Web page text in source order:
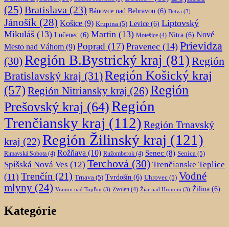
(25) Bratislava (23) Bánovce nad Bebravou (6) Detva (3)
Jánošík (28) Košice (9) Krupina (5) Levice (6) Liptovský
Mikuláš (13) Lučenec (6) Martin (13) Motešice (4) Nitra (6) Nové
Mesto nad Váhom (9) Poprad (17) Pravenec (14) Prievidza
(30)Región B.Bystrický kraj (81) Región
Bratislavský kraj (31)Región Košický kraj
(57)Región Nitriansky kraj (26) Región
Prešovský kraj (64)Región
Trenčiansky kraj (112) Región Trnavský
kraj (22) Región Žilinský kraj (121)
Rimavská Sobota (4) Rožňava (10) Ružomberok (4) Senec (8) Senica (5)
Spišská Nová Ves (12) Terchová (30) Trenčianske Teplice
(11) Trenčín (21) Trnava (5) Tvrdošín (6) Uhrovec (5) Vodné
mlyny (24) Vranov nad Topľou (3) Zvolen (4) Žiar nad Hronom (3) Žilina (6)
Kategórie